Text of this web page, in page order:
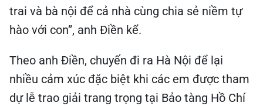
trai và bà nội để cả nhà cùng chia sẻ niềm tự
hào với con”, anh Điền kể.
Theo anh Điền, chuyến đi ra Hà Nội để lại
nhiều cảm xúc đặc biệt khi các em được tham
dự lễ trao giải trang trọng tại Bảo tàng Hồ Chí